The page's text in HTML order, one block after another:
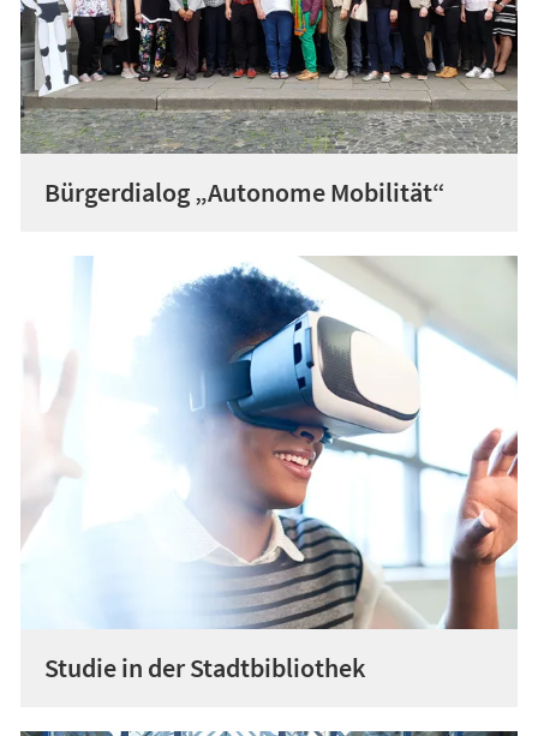
Bürgerdialog „Autonome Mobilität“
Studie in der Stadtbibliothek